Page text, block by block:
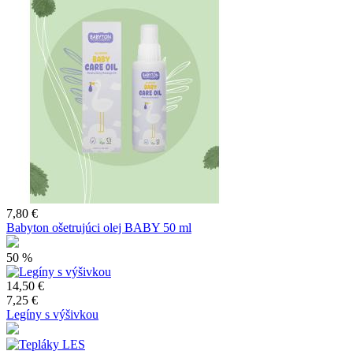
7,80 €
Babyton ošetrujúci olej BABY 50 ml
50 %
14,50 €
7,25 €
Legíny s výšivkou